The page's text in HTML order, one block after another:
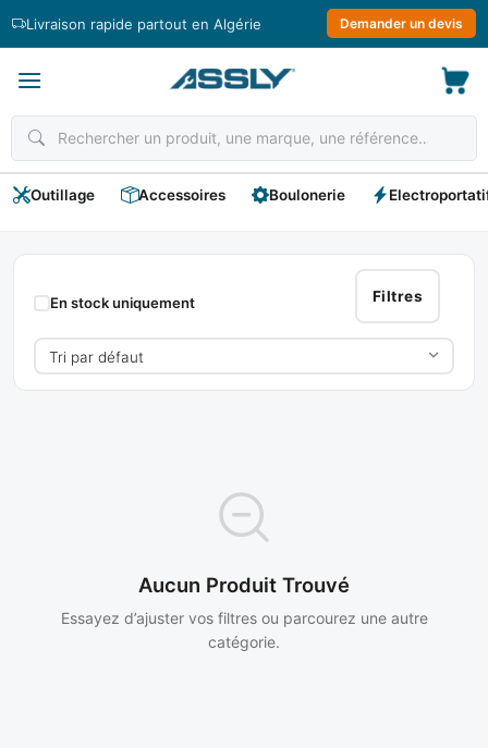
Livraison rapide partout en Algérie Demander un devis
Outillage Accessoires Boulonerie
Micromètre
(PALMER)
Filtres
En stock uniquement
Aucun Produit Trouvé
Essayez d’ajuster vos filtres ou parcourez une autre
catégorie.